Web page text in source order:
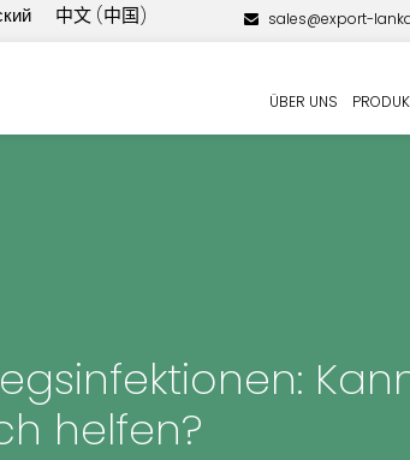
中文 (中国) sales@export-
ÜBER UNS
helfen?